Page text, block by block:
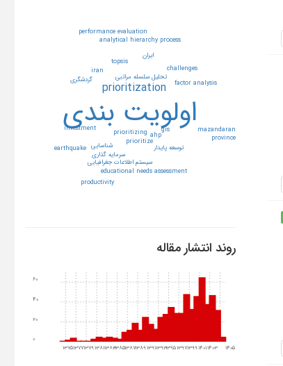
اولويت بندي
prioritization
prioritizing
prioritize
تحليل سلسله مراتبي
شناسايي
ahp
topsis
سرمايه گذاري
investment
iran
توسعه پايدار
سيستم اطلاعات جغرافيايي
educational needs assessment
gis
ايران
گردشگري
analytical hierarchy process
challenges
earthquake
factor analysis
mazandaran
province
performance evaluation
productivity
روند انتشار مقاله
137513771379138113831385138713891391139313951397139914011403 1405
0
20
40
60